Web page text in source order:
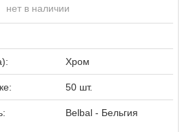
нет в наличии
Хром
50 шт.
Belbal - Бельгия